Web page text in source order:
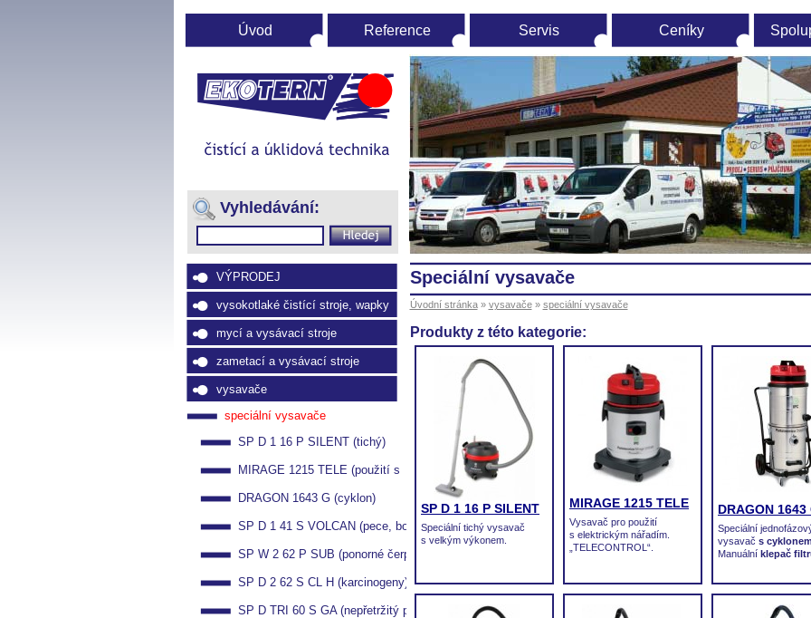
Úvodní
stránka
(Přejít
navigaci)
speciální vysavače
Produkty z této kategorie:
SP D 1 16 P SILENT
Speciální tichý vysavač
s velkým výkonem.
MIRAGE 1215 TELE
Vysavač pro použití
s elektrickým nářadím.
„TELECONTROL“.
DRAGON 1643
Speciální
vysavač s cyklonem
Manuální klepač
Vyhledávání:
VÝPRODEJ
vysokotlaké čistící stroje, wapky
mycí a vysávací stroje
zametací a vysávací stroje
vysavače
speciální vysavače
SP D 1 16 P SILENT (tichý)
MIRAGE 1215 TELE (použití s
nářadím)
DRAGON 1643 G (cyklon)
SP D 1 41 S VOLCAN (pece, boilery)
SP W 2 62 P SUB (ponorné čerpadlo)
SP D 2 62 S CL H (karcinogeny)
SP D TRI 60 S GA (nepřetržitý provoz)
Úvod Reference Servis Ceníky
Úvodní stránka» vysavače» speciální vysavače